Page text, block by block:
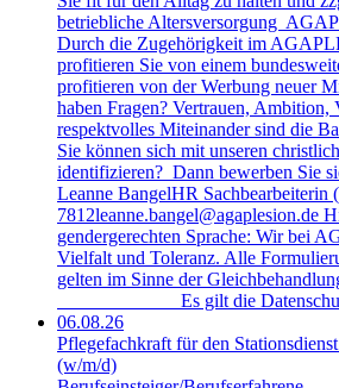
betriebliche Altersversorgung
Durch die Zugehörigkeit im
profitieren Sie von einem
profitieren von der Werbung neuer
haben Fragen? Vertrauen, Ambition,
respektvolles Miteinander sind die
Sie können sich mit unseren
identifizieren? Dann bewerben Sie
Leanne BangelHR Sachbearbeiterin
7812leanne.bangel@agaplesion.de
gendergerechten Sprache: Wir bei
Vielfalt und Toleranz. Alle
gelten im Sinne der
Es gilt die
06.08.26
Pflegefachkraft für den
(w/m/d)